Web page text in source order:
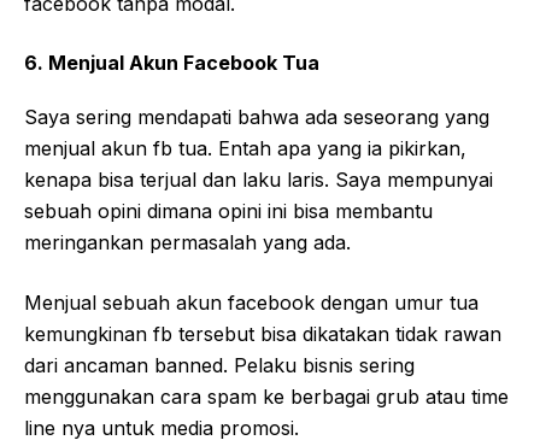
6. Menjual Akun Facebook Tua
Saya sering mendapati bahwa ada seseorang yang
menjual akun fb tua. Entah apa yang ia pikirkan,
kenapa bisa terjual dan laku laris. Saya mempunyai
sebuah opini dimana opini ini bisa membantu
meringankan permasalah yang ada.
Menjual sebuah akun facebook dengan umur tua
kemungkinan fb tersebut bisa dikatakan tidak rawan
dari ancaman banned. Pelaku bisnis sering
menggunakan cara spam ke berbagai grub atau time
line nya untuk media promosi.